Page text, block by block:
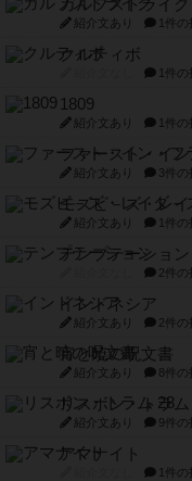
ガルフストライク
紹介文あり 1件の
クルティボ
1件の
1809
紹介文あり 1件の
ファースト・イン
紹介文あり 3件の
モズビ－ズ・レ
紹介文あり 1件の
テンプテーション
2件の
インドネシア
紹介文あり 2件の
宵と暁の呪文書
紹介文あり 8件の
リスボン・トラム
紹介文あり 9件の
アマナイト
1件の